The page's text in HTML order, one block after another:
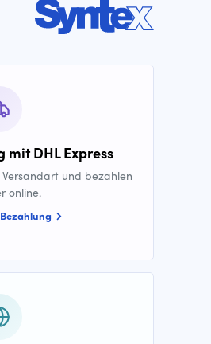
mit DHL Express
und bezahlen
online.